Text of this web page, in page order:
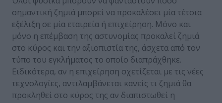
σημαντική ζημιά μπορεί να προκαλέσει μία τέτοια
εξέλιξη σε μία εταιρεία ή επιχείρηση. Μόνο και
μόνο η επέμβαση της αστυνομίας προκαλεί ζημιά
στο κύρος και την αξιοπιστία της, άσχετα από τον
τύπο του εγκλήματος το οποίο διαπράχθηκε.
Ειδικότερα, αν η επιχείρηση σχετίζεται με τις νέες
τεχνολογίες, αντιλαμβάνεται κανείς τι ζημιά θα
προκληθεί στο κύρος της αν διαπιστωθεί η